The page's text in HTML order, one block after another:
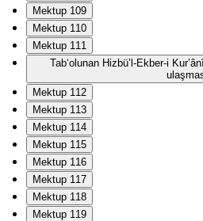
Mektup 109
Mektup 110
Mektup 111
Tab‘olunan Hizbü’l-Ekber-i
Mektup 112
Mektup 113
Mektup 114
Mektup 115
Mektup 116
Mektup 117
Mektup 118
Mektup 119